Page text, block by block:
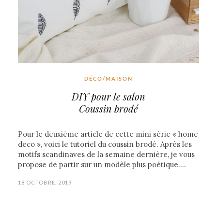
DÉCO/MAISON
DIY pour le salon
Coussin brodé
Pour le deuxième article de cette mini série « home
deco », voici le tutoriel du coussin brodé. Après les
motifs scandinaves de la semaine dernière, je vous
propose de partir sur un modèle plus poétique.…
18 OCTOBRE, 2019